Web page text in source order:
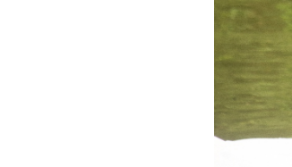
“MARQUINHA”